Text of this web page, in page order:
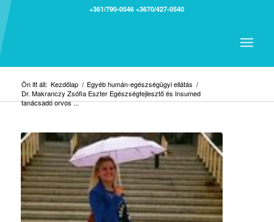
+361/790-0546 +3670/427-0540
Ön itt áll: Kezdőlap / Egyéb humán-egészségügyi ellátás /
Dr. Makranczy Zsófia Eszter Egészségfejlesztő és Insumed
tanácsadó orvos ...